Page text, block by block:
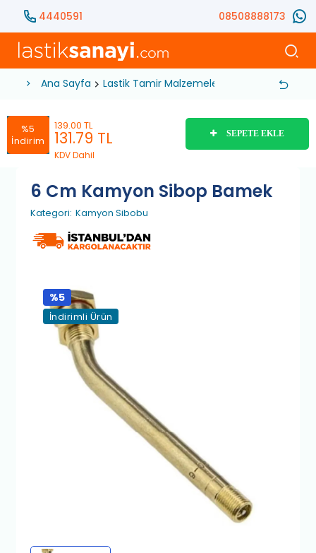
4440591 08508888173
Ana Sayfa Lastik Tamir Malzemeleri
%5
İndirim
139.00 TL
131.79 TL
KDV Dahil
SEPETE EKLE
6 Cm Kamyon Sibop Bamek
Kategori: Kamyon Sibobu
%5
İndirimli Ürün